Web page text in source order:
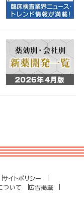
サイトポリシー
ついて
広告掲載